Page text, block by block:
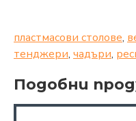
пластмасови столове,
тенджери, чадъри,
Подобни